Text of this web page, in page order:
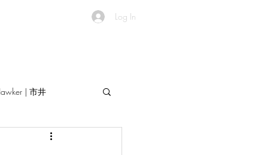
Log In
| 市井